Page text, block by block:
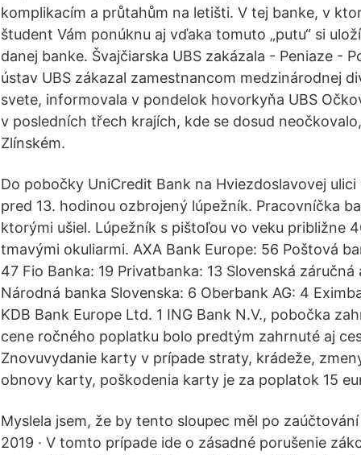
komplikacím a průtahům na letišti. V tej banke, v
študent Vám ponúknu aj vďaka tomuto „putu“ si
danej banke. Švajčiarska UBS zakázala - Peniaze -
ústav UBS zákazal zamestnancom medzinárodnej
svete, informovala v pondelok hovorkyňa UBS
v posledních třech krajích, kde se dosud
Zlínském.
Do pobočky UniCredit Bank na Hviezdoslavovej
pred 13. hodinou ozbrojený lúpežník. Pracovníčka
ktorými ušiel. Lúpežník s pištoľou vo veku približne
tmavými okuliarmi. AXA Bank Europe: 56 Poštová
47 Fio Banka: 19 Privatbanka: 13 Slovenská
Národná banka Slovenska: 6 Oberbank AG: 4
KDB Bank Europe Ltd. 1 ING Bank N.V., pobočka
cene ročného poplatku bolo predtým zahrnuté aj
Znovuvydanie karty v prípade straty, krádeže,
obnovy karty, poškodenia karty je za poplatok 15
Myslela jsem, že by tento sloupec měl po
2019 · V tomto prípade ide o zásadné porušenie